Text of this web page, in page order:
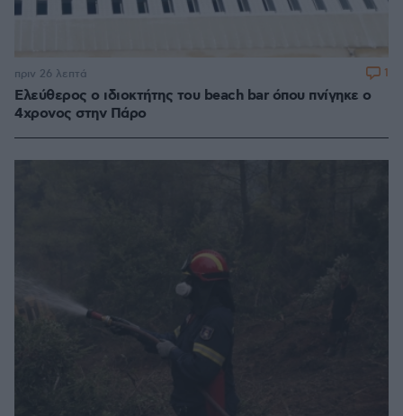
Ελεύθερος ο ιδιοκτήτης του beach bar όπου πνίγηκε ο
4χρονος στην Πάρο
πριν 26 λεπτά 1